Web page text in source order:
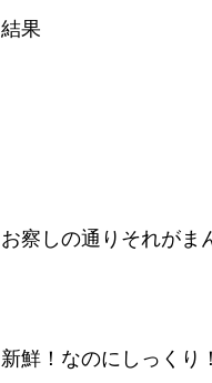
結果
お察しの通りそれがま
新鮮！なのにしっくり！